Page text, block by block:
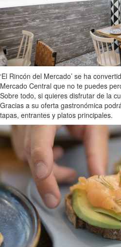
‘El Rincón del Mercado’ se ha
Mercado Central que no te puedes
Sobre todo, si quieres disfrutar de la
Gracias a su oferta gastronómica
tapas, entrantes y platos principales.